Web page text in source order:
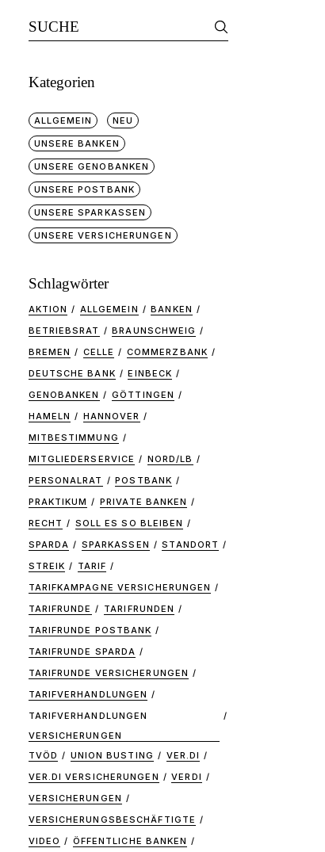
Search
for:
Kategorien
ALLGEMEIN NEU
UNSERE BANKEN
UNSERE GENOBANKEN
UNSERE POSTBANK
UNSERE SPARKASSEN
UNSERE VERSICHERUNGEN
Schlagwörter
AKTION ALLGEMEIN
BANKEN
BETRIEBSRAT
BRAUNSCHWEIG
BREMEN
CELLE
COMMERZBANK
DEUTSCHE BANK
EINBECK
GENOBANKEN
GÖTTINGEN
HAMELN
HANNOVER
MITBESTIMMUNG
MITGLIEDERSERVICE
NORD/LB
PERSONALRAT
POSTBANK
PRAKTIKUM
PRIVATE BANKEN
RECHT
SOLL ES SO BLEIBEN
SPARDA
SPARKASSEN
STANDORT
STREIK
TARIF
TARIFKAMPAGNE VERSICHERUNGEN
TARIFRUNDE
TARIFRUNDEN
TARIFRUNDE POSTBANK
TARIFRUNDE SPARDA
TARIFRUNDE VERSICHERUNGEN
TARIFVERHANDLUNGEN
TARIFVERHANDLUNGEN
VERSICHERUNGEN
TVÖD
UNION BUSTING
VER.DI
VER.DI VERSICHERUNGEN
VERDI
VERSICHERUNGEN
VERSICHERUNGSBESCHÄFTIGTE
VIDEO
ÖFFENTLICHE BANKEN